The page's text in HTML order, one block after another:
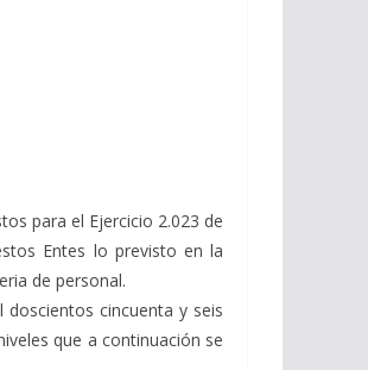
para el Ejercicio 2.023 de
Entes lo previsto en la
de personal.
cincuenta y seis
que a continuación se